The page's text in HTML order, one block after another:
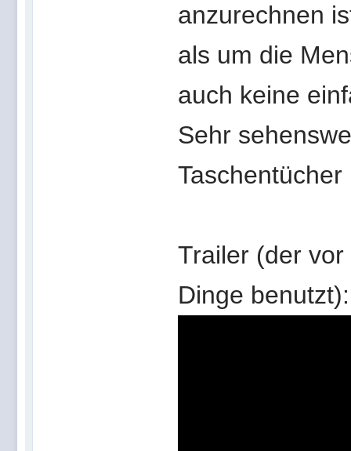
anzurechnen
als um die
auch keine
Sehr
Trailer (der
Dinge benutzt):